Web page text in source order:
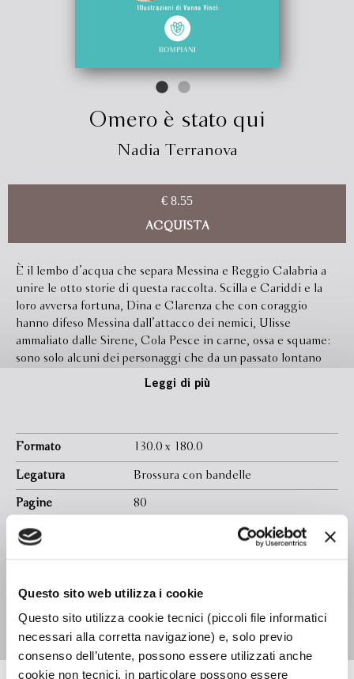
Questo sito web utilizza i cookie
Questo sito utilizza cookie tecnici (piccoli file informatici
necessari alla corretta navigazione) e, solo previo
consenso dell’utente, possono essere utilizzati anche
cookie non tecnici, in particolare possono essere
Omero è stato qui
Nadia Terranova
€ 8.55
ACQUISTA
È il lembo d’acqua che separa Messina e Reggio Calabria a
unire le otto storie di questa raccolta. Scilla e Cariddi e la
loro avversa fortuna, Dina e Clarenza che con coraggio
hanno difeso Messina dall’attacco dei nemici, Ulisse
ammaliato dalle Sirene, Cola Pesce in carne, ossa e squame:
sono solo alcuni dei personaggi che da un passato lontano
custodire e raccontare ancora e ancora, perché non
Leggi di più
Formato 130.0 x 180.0
Legatura Brossura con bandelle
Pagine 80
In libreria da
Illustratore Vanna Vinci